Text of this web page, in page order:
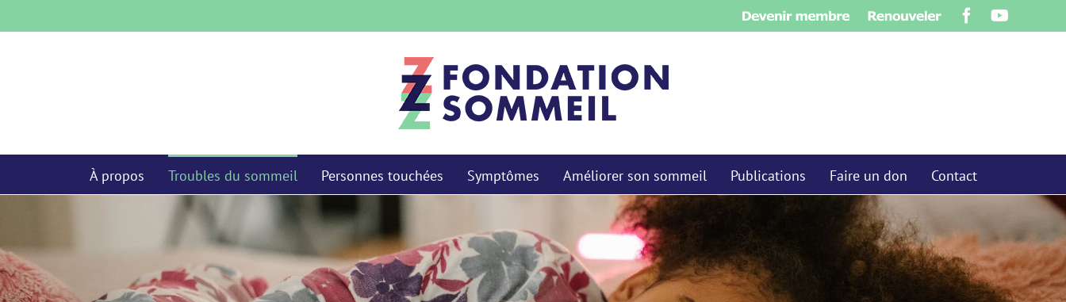
Devenir
membre
Renouveler Facebook
À propos Troubles du sommeil Personnes touchées Symptômes Améliorer son sommeil Publications Faire un don Contact